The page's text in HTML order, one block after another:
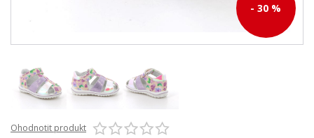
- 30 %
Ohodnotit produkt